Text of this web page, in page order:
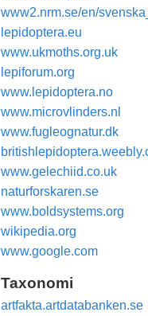
www2.nrm.se/en/
lepidoptera.eu
www.ukmoths.org.uk
lepiforum.org
www.lepidoptera.no
www.microvlinders.nl
www.fugleognatur.dk
www.gelechiid.co.uk
naturforskaren.se
www.boldsystems.org
wikipedia.org
www.google.com
Taxonomi
artfakta.artdatabanken.se